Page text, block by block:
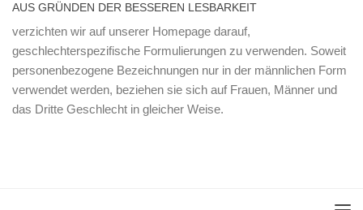
AUS GRÜNDEN DER BESSEREN LESBARKEIT
verzichten wir auf unserer Homepage darauf,
geschlechterspezifische Formulierungen zu verwenden. Soweit
personenbezogene Bezeichnungen nur in der männlichen Form
verwendet werden, beziehen sie sich auf Frauen, Männer und
das Dritte Geschlecht in gleicher Weise.